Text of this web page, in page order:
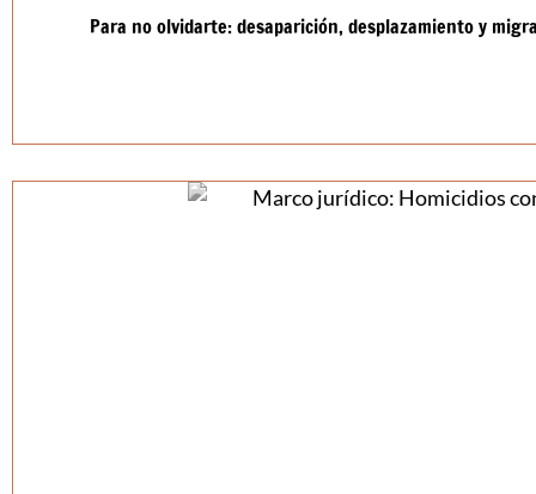
Para no olvidarte: desaparición, desplazamiento y